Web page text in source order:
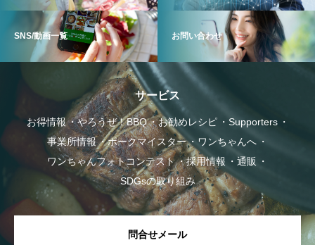
SNS/動画一覧 お問い合わせ
サービス
お得情報 やろうぜ！BBQ お勧めレシピ
Supporters
事業所情報
ポークマイスター
ワンちゃんへ
ワンちゃんフォトコンテスト
採用情報
通販
SDGsの取り組み
問合せメール